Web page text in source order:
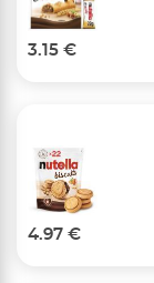
3.15 €
4.97 €